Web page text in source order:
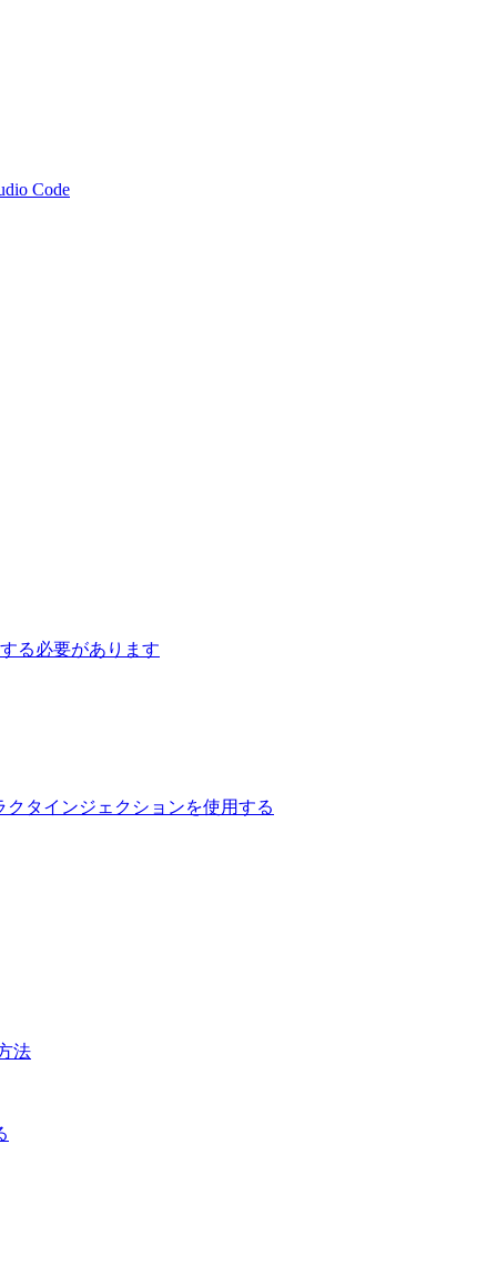
Code
る必要があります
クタインジェクションを使用する
法